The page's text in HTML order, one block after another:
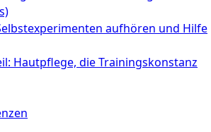
aufhören und Hilfe
Hautpflege, die Trainingskonstanz